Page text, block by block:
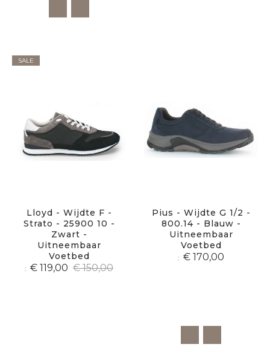
SALE
Lloyd - Wijdte F -
Strato - 25900 10 -
Zwart -
Uitneembaar
Voetbed
€ 119,00 € 150,00
Pius - Wijdte G 1/2 -
800.14 - Blauw -
Uitneembaar
Voetbed
€ 170,00